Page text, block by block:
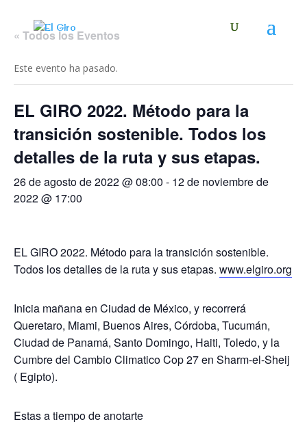
« Todos los Eventos
Este evento ha pasado.
EL GIRO 2022. Método para la
transición sostenible. Todos los
detalles de la ruta y sus etapas.
26 de agosto de 2022 @ 08:00 - 12 de noviembre de
2022 @ 17:00
EL GIRO 2022. Método para la transición sostenible.
Todos los detalles de la ruta y sus etapas. www.elgiro.org
Inicia mañana en Ciudad de México, y recorrerá
Queretaro, Miami, Buenos Aires, Córdoba, Tucumán,
Ciudad de Panamá, Santo Domingo, Haiti, Toledo, y la
Cumbre del Cambio Climatico Cop 27 en Sharm-el-Sheij
( Egipto).
Estas a tiempo de anotarte